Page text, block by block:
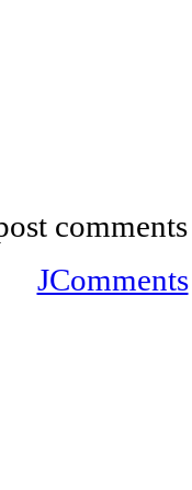
comments
JComments